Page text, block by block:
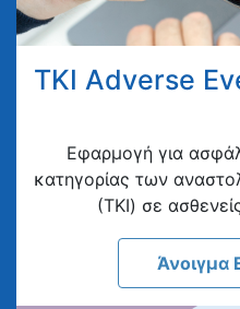
TKI Adverse
Eφαρμογή για
κατηγορίας των
(ΤΚΙ) σε
Άνοιγμα